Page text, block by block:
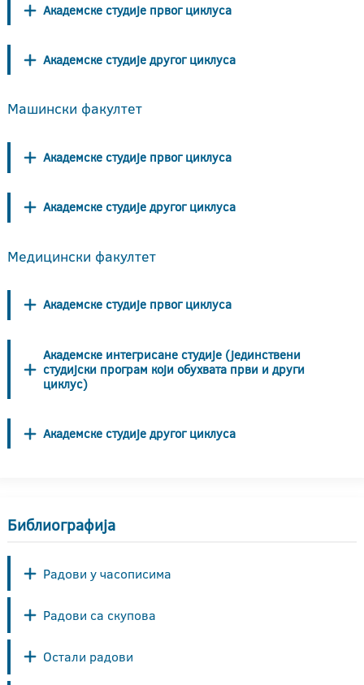
Академске студије првог циклуса
Академске студије другог циклуса
Машински факултет
Академске студије првог циклуса
Академске студије другог циклуса
Медицински факултет
Академске студије првог циклуса
Академске интегрисане студије (јединствени
студијски програм који обухвата први и други
циклус)
Академске студије другог циклуса
Библиографија
Радови у часописима
Радови са скупова
Остали радови